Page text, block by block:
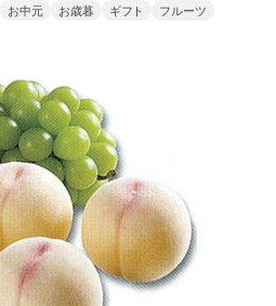
お中元 お歳暮 ギフト フルーツ